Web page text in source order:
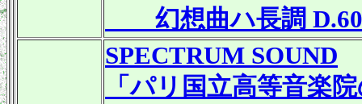
幻想曲ハ長調
SPECTRUM SOUND
「パリ国立高等音楽